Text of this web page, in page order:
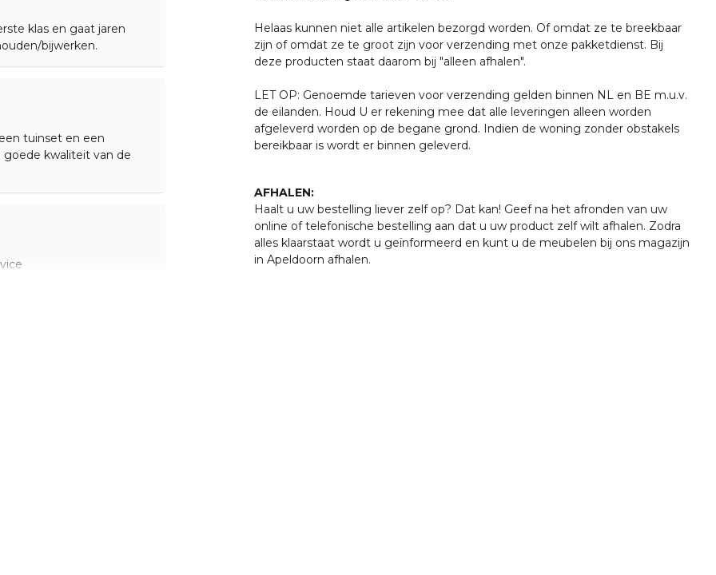
of andere invloeden
een van onze
. U bent uiteraard ook
klaar staan om u te
klas en gaat jaren
bijwerken.
tuinset en een
kwaliteit van de
Helaas kunnen niet alle artikelen bezorgd worden. Of omdat ze te breekbaar
zijn of omdat ze te groot zijn voor verzending met onze pakketdienst. Bij
deze producten staat daarom bij "alleen afhalen".
LET OP: Genoemde tarieven voor verzending gelden binnen NL en BE m.u.v.
de eilanden. Houd U er rekening mee dat alle leveringen alleen worden
afgeleverd worden op de begane grond. Indien de woning zonder obstakels
bereikbaar is wordt er binnen geleverd.
AFHALEN:
Haalt u uw bestelling liever zelf op? Dat kan! Geef na het afronden van uw
online of telefonische bestelling aan dat u uw product zelf wilt afhalen. Zodra
alles klaarstaat wordt u geïnformeerd en kunt u de meubelen bij ons magazijn
in Apeldoorn afhalen.